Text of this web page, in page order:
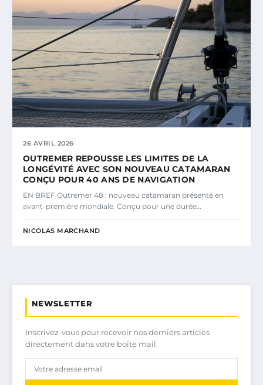
26 AVRIL 2026
OUTREMER REPOUSSE LES LIMITES DE LA
LONGÉVITÉ AVEC SON NOUVEAU CATAMARAN
CONÇU POUR 40 ANS DE NAVIGATION
EN BREF Outremer 48 : nouveau catamaran présenté en
avant-première mondiale. Conçu pour une durée…
NICOLAS MARCHAND
NEWSLETTER
Inscrivez-vous pour recevoir nos derniers articles
directement dans votre boîte mail.